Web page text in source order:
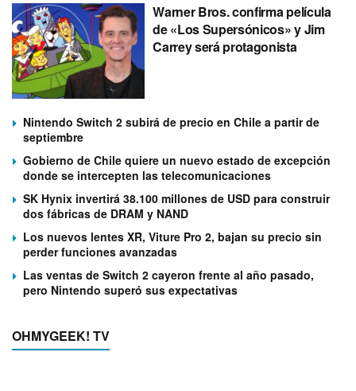
Warner Bros. confirma película
de «Los Supersónicos» y Jim
Carrey será protagonista
Nintendo Switch 2 subirá de precio en Chile a partir de
septiembre
Gobierno de Chile quiere un nuevo estado de excepción
donde se intercepten las telecomunicaciones
SK Hynix invertirá 38.100 millones de USD para construir
dos fábricas de DRAM y NAND
Los nuevos lentes XR, Viture Pro 2, bajan su precio sin
perder funciones avanzadas
Las ventas de Switch 2 cayeron frente al año pasado,
pero Nintendo superó sus expectativas
OHMYGEEK! TV